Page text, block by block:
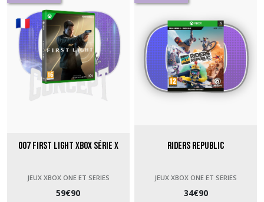
007 First Light Xbox Série X
JEUX XBOX ONE ET SERIES
59€90
Riders Republic
JEUX XBOX ONE ET SERIES
34€90